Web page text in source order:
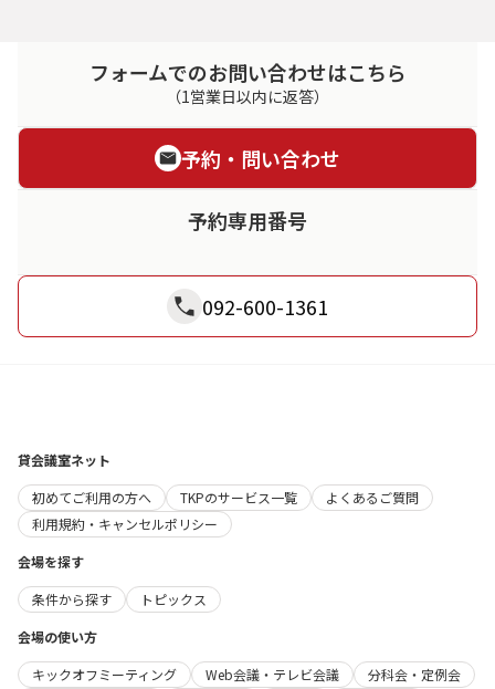
フォームでのお問い合わせはこちら
（1営業日以内に返答）
予約・問い合わせ
予約専用番号
092-600-1361
貸会議室ネット
初めてご利用の方へ
TKPのサービス一覧
よくあるご質問
利用規約・キャンセルポリシー
会場を探す
条件から探す
トピックス
会場の使い方
キックオフミーティング
Web会議・テレビ会議
分科会・定例会